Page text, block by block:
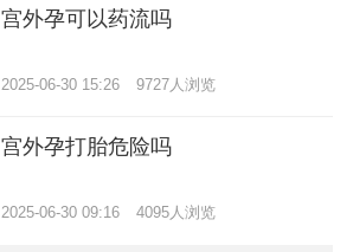
宫外孕可以药流吗
2025-06-30 15:26 9727人浏览
宫外孕打胎危险吗
2025-06-30 09:16 4095人浏览